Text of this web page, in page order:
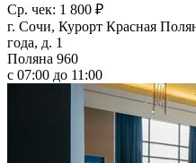
Ср. чек: 1 800 ₽
г. Сочи, Курорт Красная
года, д. 1
Поляна 960
с 07:00 до 11:00